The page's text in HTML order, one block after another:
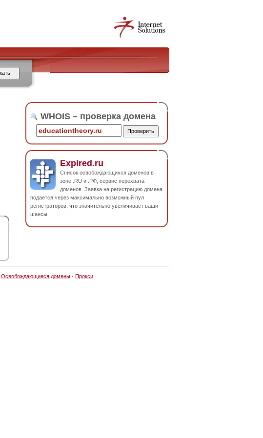
WHOIS – проверка домена
Expired.ru
Список освобождающихся доменов в
зоне .RU и .РФ, сервис перехвата
доменов. Заявка на регистрацию домена
подается через максимально возможный пул
регистраторов, что значительно увеличивает ваши
шансы.
Освобождающиеся домены· Прокси